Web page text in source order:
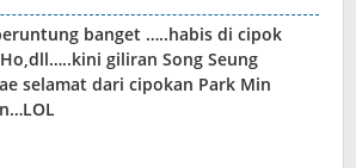
banget …..habis di cipok
giliran Song Seung
selamat dari cipokan Park Min